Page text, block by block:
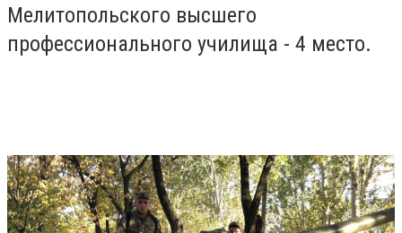
Мелитопольского высшего
профессионального училища - 4 место.